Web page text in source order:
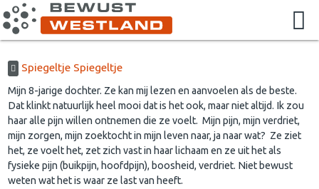
Spiegeltje Spiegeltje
Mijn 8-jarige dochter. Ze kan mij lezen en aanvoelen als de beste.
Dat klinkt natuurlijk heel mooi dat is het ook, maar niet altijd. Ik zou
haar alle pijn willen ontnemen die ze voelt. Mijn pijn, mijn verdriet,
mijn zorgen, mijn zoektocht in mijn leven naar, ja naar wat? Ze ziet
het, ze voelt het, zet zich vast in haar lichaam en ze uit het als
fysieke pijn (buikpijn, hoofdpijn), boosheid, verdriet. Niet bewust
weten wat het is waar ze last van heeft.